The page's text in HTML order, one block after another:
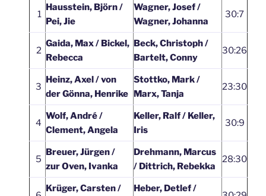
1
Hausstein, Björn /
Pei, Jie
Wagner, Josef /
Wagner, Johanna
30:7
2
Gaida, Max / Bickel,
Rebecca
Beck, Christoph /
Bartelt, Conny
30:26
3
Heinz, Axel / von
der Gönna, Henrike
Stottko, Mark /
Marx, Tanja
23:30
4
Wolf, André /
Clement, Angela
Keller, Ralf / Keller,
Iris
30:9
5
Breuer, Jürgen /
zur Oven, Ivanka
Drehmann, Marcus
/ Dittrich, Rebekka
28:30
Krüger, Carsten / Heber, Detlef /